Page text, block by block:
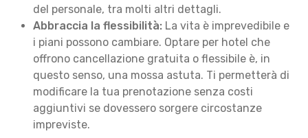
del personale, tra molti altri dettagli.
Abbraccia la flessibilità: La vita è imprevedibile e
i piani possono cambiare. Optare per hotel che
offrono cancellazione gratuita o flessibile è, in
questo senso, una mossa astuta. Ti permetterà di
modificare la tua prenotazione senza costi
aggiuntivi se dovessero sorgere circostanze
impreviste.